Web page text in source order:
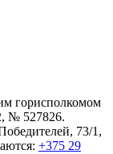
горисполкомом
№ 527826.
73/1,
+375 29